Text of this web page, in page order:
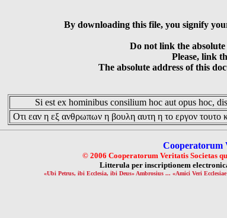
By downloading this file, you signify
Do not link the
Please, link
The absolute address of this
Si est ex hominibus consilium hoc aut opus hoc,
Οτι εαν η εξ ανθρωπων η βουλη αυτη η το εργον τουτο
Cooperatorum
© 2006 Cooperatorum Veritatis Societas
Litterula per inscriptionem
«Ubi Petrus, ibi Ecclesia, ibi Deus» Ambrosius ... «Amici Veri